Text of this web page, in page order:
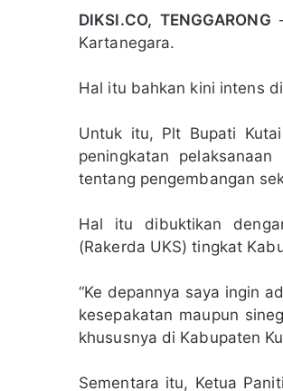
DIKSI.CO, TENGGARONG
Kartanegara.
Hal itu bahkan kini intens
Untuk itu, Plt Bupati
peningkatan
tentang pengembangan
Hal itu dibuktikan
(Rakerda UKS) tingkat
“Ke depannya saya ingin
kesepakatan maupun
khususnya di Kabupaten
Sementara itu, Ketua